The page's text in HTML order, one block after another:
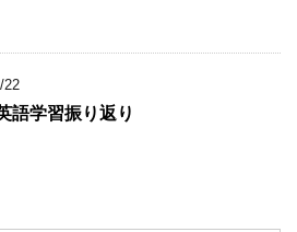
22
語学習振り返り